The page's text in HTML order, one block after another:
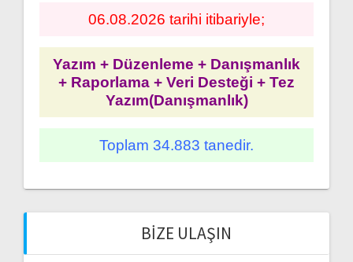
06.08.2026 tarihi itibariyle;
Yazım + Düzenleme + Danışmanlık
+ Raporlama + Veri Desteği + Tez
Yazım(Danışmanlık)
Toplam 34.883 tanedir.
BIZE ULAŞIN